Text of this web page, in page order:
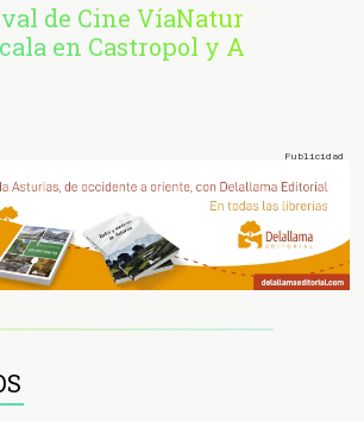
de Cine VíaNatur
en Castropol y A